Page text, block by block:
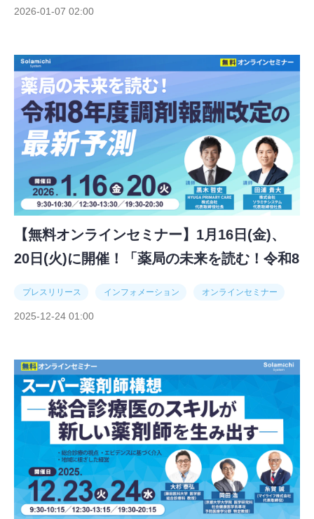
2026-01-07 02:00
【無料オンラインセミナー】1月16日(金)、
20日(火)に開催！「薬局の未来を読む！令和8
プレスリリース インフォメーション オンラインセミナー
2025-12-24 01:00